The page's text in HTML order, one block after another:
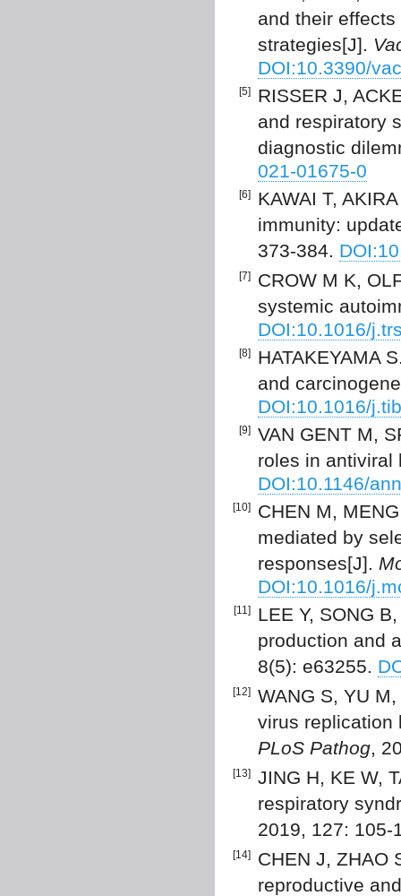
and their
strategies[J].
DOI:10.3390/
[5]
RISSER J,
and respiratory
diagnostic
021-01675-0
[6]
KAWAI T,
immunity:
373-384.
[7]
CROW M K,
systemic
DOI:10.1016/
[8]
HATAKEYAMA
and
DOI:10.1016/
[9]
VAN GENT M,
roles in
DOI:10.1146/
[10]
CHEN M,
mediated by
responses[J].
DOI:10.1016/
[11]
LEE Y, SONG
production and
8(5): e63255.
[12]
WANG S, YU
virus replication
PLoS Pathog,
[13]
JING H, KE W,
respiratory
2019, 127: 105-
[14]
CHEN J, ZHAO
reproductive